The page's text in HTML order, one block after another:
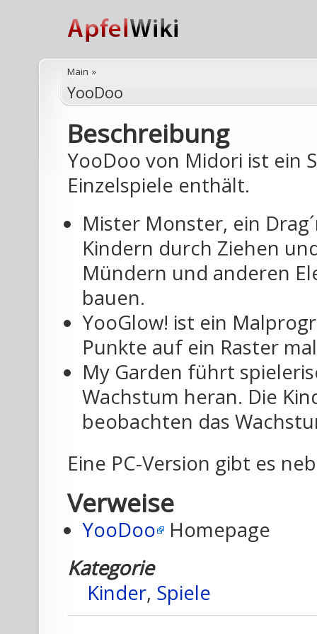
Main »
YooDoo
Beschreibung
YooDoo von Midori ist ein
Einzelspiele enthält.
Mister Monster, ein
Kindern durch Ziehen
Mündern und anderen
bauen.
YooGlow! ist ein
Punkte auf ein Raster
My Garden führt
Wachstum heran. Die
beobachten das
Eine PC-Version gibt es
Verweise
YooDoo
Homepage
Kategorie
Kinder, Spiele